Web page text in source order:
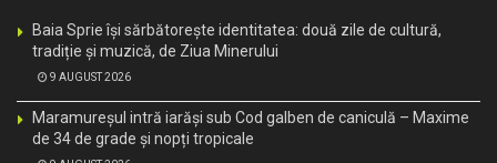
Baia Sprie își sărbătorește identitatea: două zile de cultură,
tradiție și muzică, de Ziua Minerului
9 AUGUST 2026
Maramureșul intră iarăși sub Cod galben de caniculă – Maxime
de 34 de grade și nopți tropicale